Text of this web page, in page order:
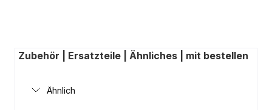
Zubehör | Ersatzteile | Ähnliches | mit bestellen
Ähnlich